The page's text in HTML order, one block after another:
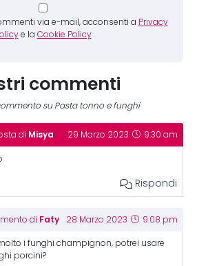
via e-mail, acconsenti a Privacy
e la Cookie Policy
commenti
su Pasta tonno e funghi
di Misya 29 Marzo 2023 9:30 am
Rispondi
di Faty 28 Marzo 2023 9:08 pm
i funghi champignon, potrei usare
porcini?